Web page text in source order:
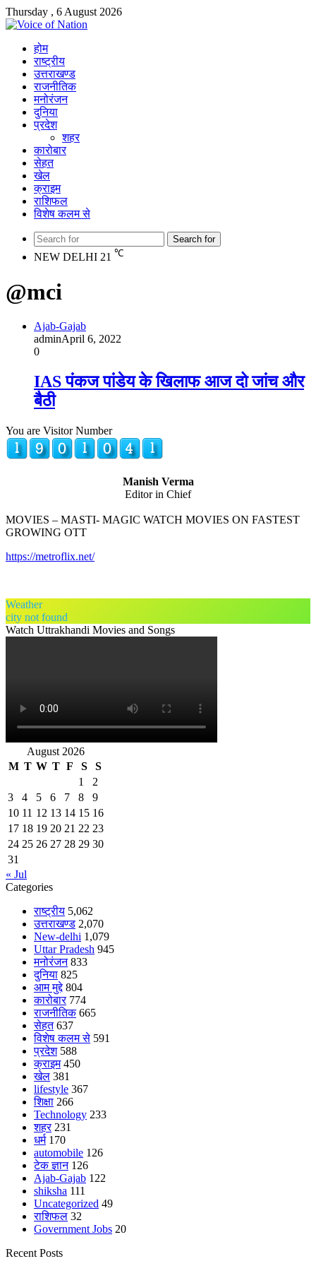
Thursday , 6 August 2026
होम
राष्ट्रीय
उत्तराखण्ड
राजनीतिक
मनोरंजन
दुनिया
प्रदेश
शहर
कारोबार
सेहत
खेल
क्राइम
राशिफल
विशेष कलम से
Search for
NEW DELHI 21 ℃
@mci
Ajab-Gajab
adminApril 6, 2022
0
IAS पंकज पांडेय के खिलाफ आज दो जांच और
बैठी
You are Visitor Number
Manish Verma
Editor in Chief
MOVIES – MASTI- MAGIC WATCH MOVIES ON FASTEST
GROWING OTT
https://metroflix.net/
Weather
city not found
Watch Uttrakhandi Movies and Songs
August 2026
M T W T F S
S
1
2
3
4 5 6 7 8
9
10 11 12 13 14 15 16
17 18 19 20 21 22 23
24 25 26 27 28 29 30
31
« Jul
Categories
राष्ट्रीय 5,062
उत्तराखण्ड 2,070
New-delhi 1,079
Uttar Pradesh 945
मनोरंजन 833
दुनिया 825
आम मुद्दे 804
कारोबार 774
राजनीतिक 665
सेहत 637
विशेष कलम से 591
प्रदेश 588
क्राइम 450
खेल 381
lifestyle 367
शिक्षा 266
Technology 233
शहर 231
धर्म 170
automobile 126
टेक ज्ञान 126
Ajab-Gajab 122
shiksha 111
Uncategorized 49
राशिफल 32
Government Jobs 20
Recent Posts